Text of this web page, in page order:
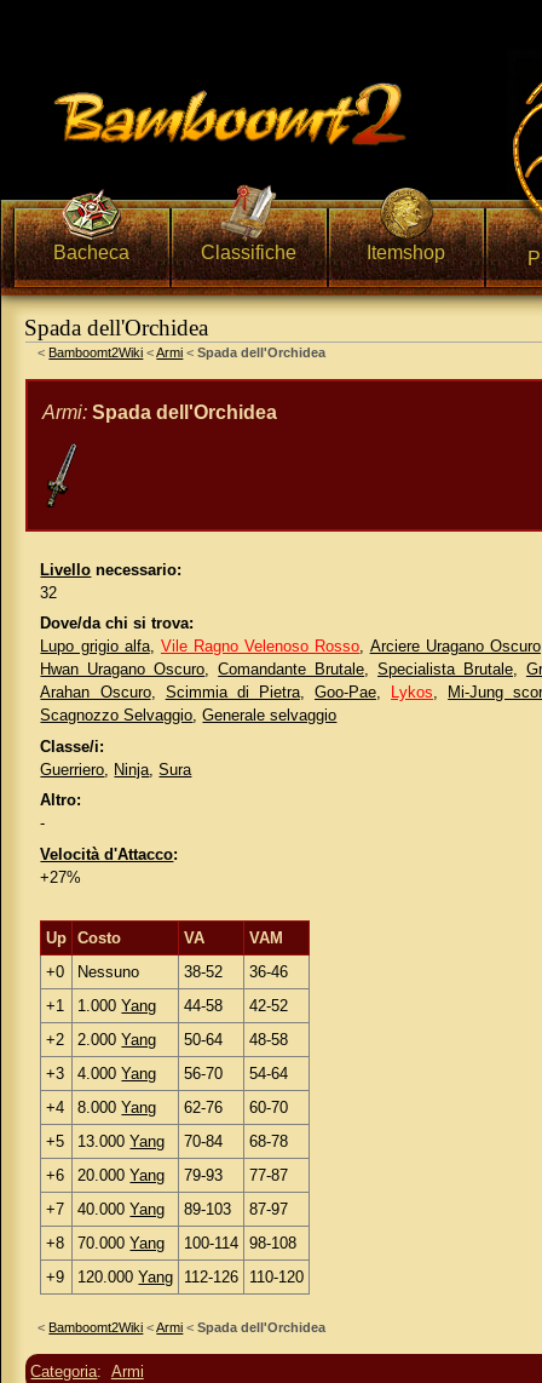
Bacheca Classifiche Itemshop
Spada dell'Orchidea
Vai a:navigazione,ricerca
< Bamboomt2Wiki <Armi <Spada dell'Orchidea
Armi: Spada dell'Orchidea
Livello necessario:
32
Dove/da chi si trova:
Lupo grigio alfa, Vile Ragno Velenoso Rosso, Arciere Uragano Oscuro
Hwan Uragano Oscuro,Comandante Brutale,Specialista Brutale,
Arahan Oscuro, Scimmia di Pietra, Goo-Pae, Lykos,
Mi-Jung
Scagnozzo Selvaggio,Generale selvaggio
Classe/i:
Guerriero Ninja ,Sura
Altro:
-
Velocità d'Attacco:
+27%
Up Costo VA
VAM
+0
Nessuno 38-52
36-46
+1
1.000Yang 44-58
42-52
+2
2.000Yang 50-64
48-58
+3
4.000Yang 56-70
54-64
+4
8.000Yang 62-76
60-70
+5
13.000Yang 70-84
68-78
+6
20.000Yang 79-93
77-87
+7
40.000Yang 89-103
87-97
+8
70.000Yang 100-114
98-108
+9
120.000Yang 112-126 110-120
< Bamboomt2Wiki <Armi <Spada dell'Orchidea
Categoria: Armi